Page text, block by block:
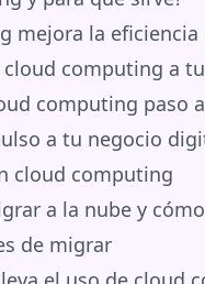
mejora la eficiencia
computing a
computing paso
a tu negocio
cloud computing
a la nube y
de migrar